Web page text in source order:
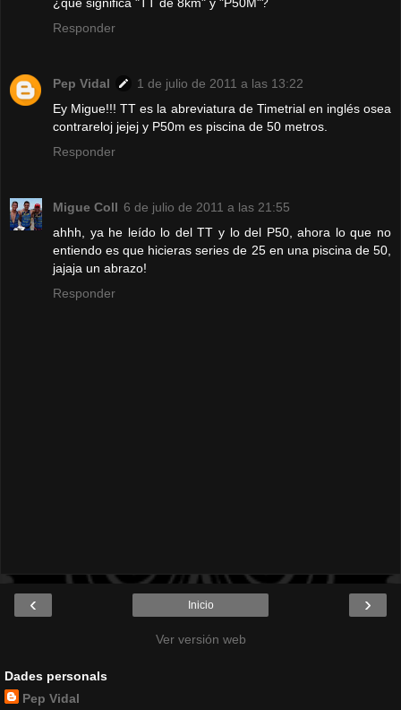
¿que significa "TT de 8km" y "P50M"?
Responder
Pep Vidal
1 de julio de 2011 a las 13:22
Ey Migue!!! TT es la abreviatura de Timetrial en inglés osea
contrareloj jejej y P50m es piscina de 50 metros.
Responder
Migue Coll 6 de julio de 2011 a las 21:55
ahhh, ya he leído lo del TT y lo del P50, ahora lo que no
entiendo es que hicieras series de 25 en una piscina de 50,
jajaja un abrazo!
Responder
‹ ›
Inicio
Ver versión web
Dades personals
Pep Vidal